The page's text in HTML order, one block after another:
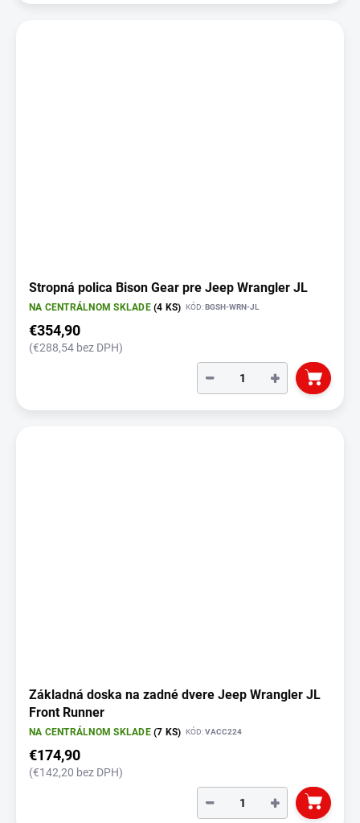
Stropná polica Bison Gear pre Jeep Wrangler JL
NA CENTRÁLNOM SKLADE(4 KS) KÓD:BGSH-WRN-JL
€354,90
(€288,54 bez DPH)
+
−
Základná doska na zadné dvere Jeep Wrangler JL
Front Runner
NA CENTRÁLNOM SKLADE(7 KS) KÓD:VACC224
€174,90
(€142,20 bez DPH)
+
−